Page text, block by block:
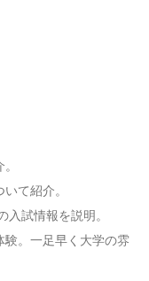
て紹介。
入試情報を説明。
験。一足早く大学の雰